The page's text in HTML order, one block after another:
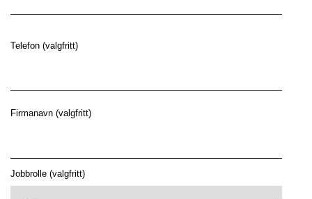
Telefon (valgfritt)
Firmanavn (valgfritt)
Jobbrolle (valgfritt)